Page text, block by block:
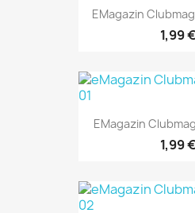
EMagazin
1,99 €
EMagazin
1,99 €